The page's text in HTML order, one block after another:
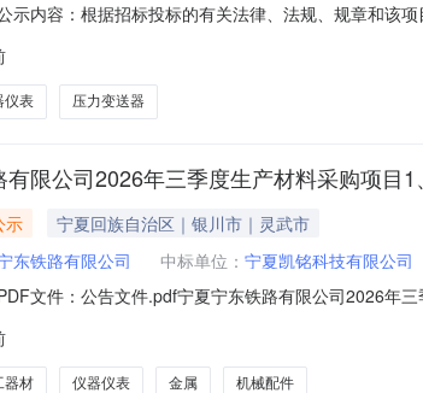
示内容：根据招标投标的有关法律、法规、规章和该
（项目编号：AAWZAB2026050010）的评标工作已经
单位：海南恒顺源科技有限公司，预中标金额16410
08
仪表 压力变送器
有限公司2026年三季度生产材料采购项目
示
宁夏回族自治区｜银川市｜灵武市
东铁路有限公司 中标单位： 宁夏凯铭科技有限公司
文件：公告文件.pdf宁夏宁东铁路有限公司2026年
器材 仪器仪表 金属 机械配件